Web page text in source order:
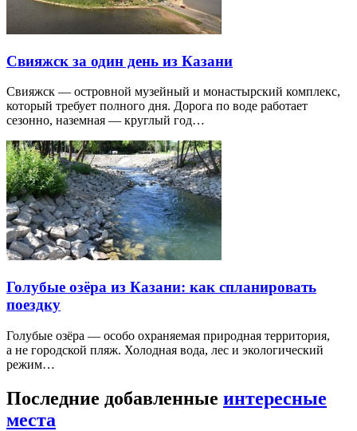
Свияжск за один день из Казани
Свияжск — островной музейный и монастырский комплекс,
который требует полного дня. Дорога по воде работает
сезонно, наземная — круглый год…
Голубые озёра из Казани: как спланировать
поездку
Голубые озёра — особо охраняемая природная территория,
а не городской пляж. Холодная вода, лес и экологический
режим…
Последние добавленные интересные
места